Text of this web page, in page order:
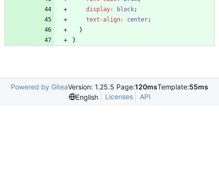
display: block;
text-align: center;
}
}
Powered by GiteaVersion: 1.25.5 Page:120msTemplate:55ms
English
Licenses API